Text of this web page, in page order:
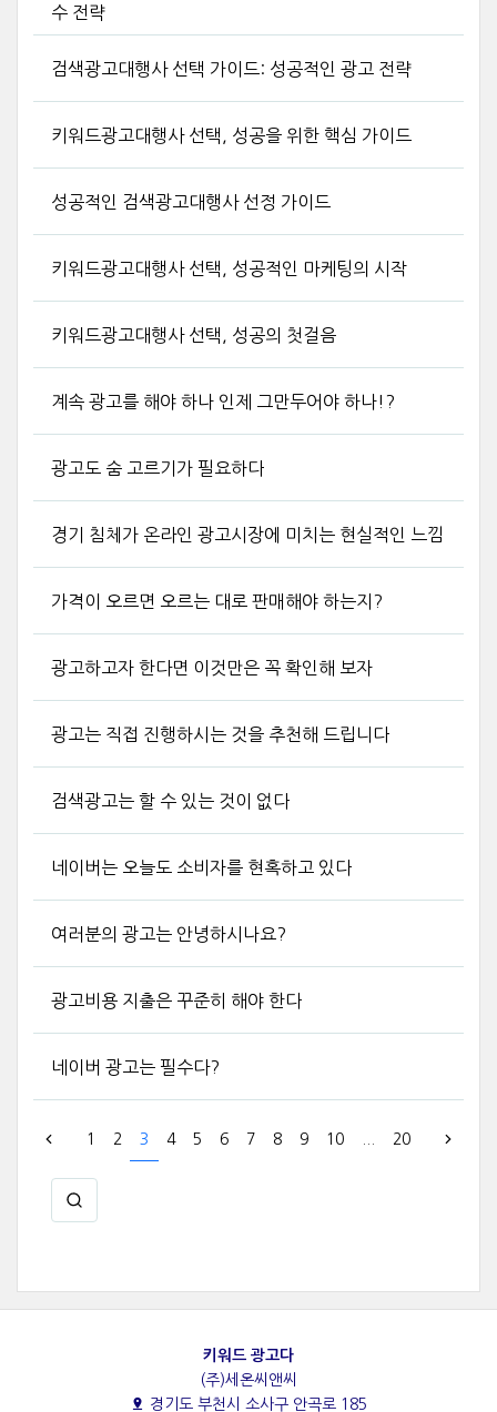
수 전략
검색광고대행사 선택 가이드: 성공적인 광고 전략
키워드광고대행사 선택, 성공을 위한 핵심 가이드
성공적인 검색광고대행사 선정 가이드
키워드광고대행사 선택, 성공적인 마케팅의 시작
키워드광고대행사 선택, 성공의 첫걸음
계속 광고를 해야 하나 인제 그만두어야 하나!?
광고도 숨 고르기가 필요하다
경기 침체가 온라인 광고시장에 미치는 현실적인 느낌
가격이 오르면 오르는 대로 판매해야 하는지?
광고하고자 한다면 이것만은 꼭 확인해 보자
광고는 직접 진행하시는 것을 추천해 드립니다
검색광고는 할 수 있는 것이 없다
네이버는 오늘도 소비자를 현혹하고 있다
여러분의 광고는 안녕하시나요?
광고비용 지출은 꾸준히 해야 한다
네이버 광고는 필수다?
1 2 3 4 5 6 7 8 9 10 20
키워드 광고다
(주)세온씨앤씨
경기도 부천시 소사구 안곡로 185